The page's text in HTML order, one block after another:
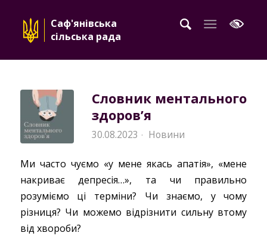
Саф'янівська
сільська рада
Словник ментального
здоров’я
30.08.2023 · Новини
Ми часто чуємо «у мене якась апатія», «мене
накриває депресія…», та чи правильно
розуміємо ці терміни? Чи знаємо, у чому
різниця? Чи можемо відрізнити сильну втому
від хвороби?